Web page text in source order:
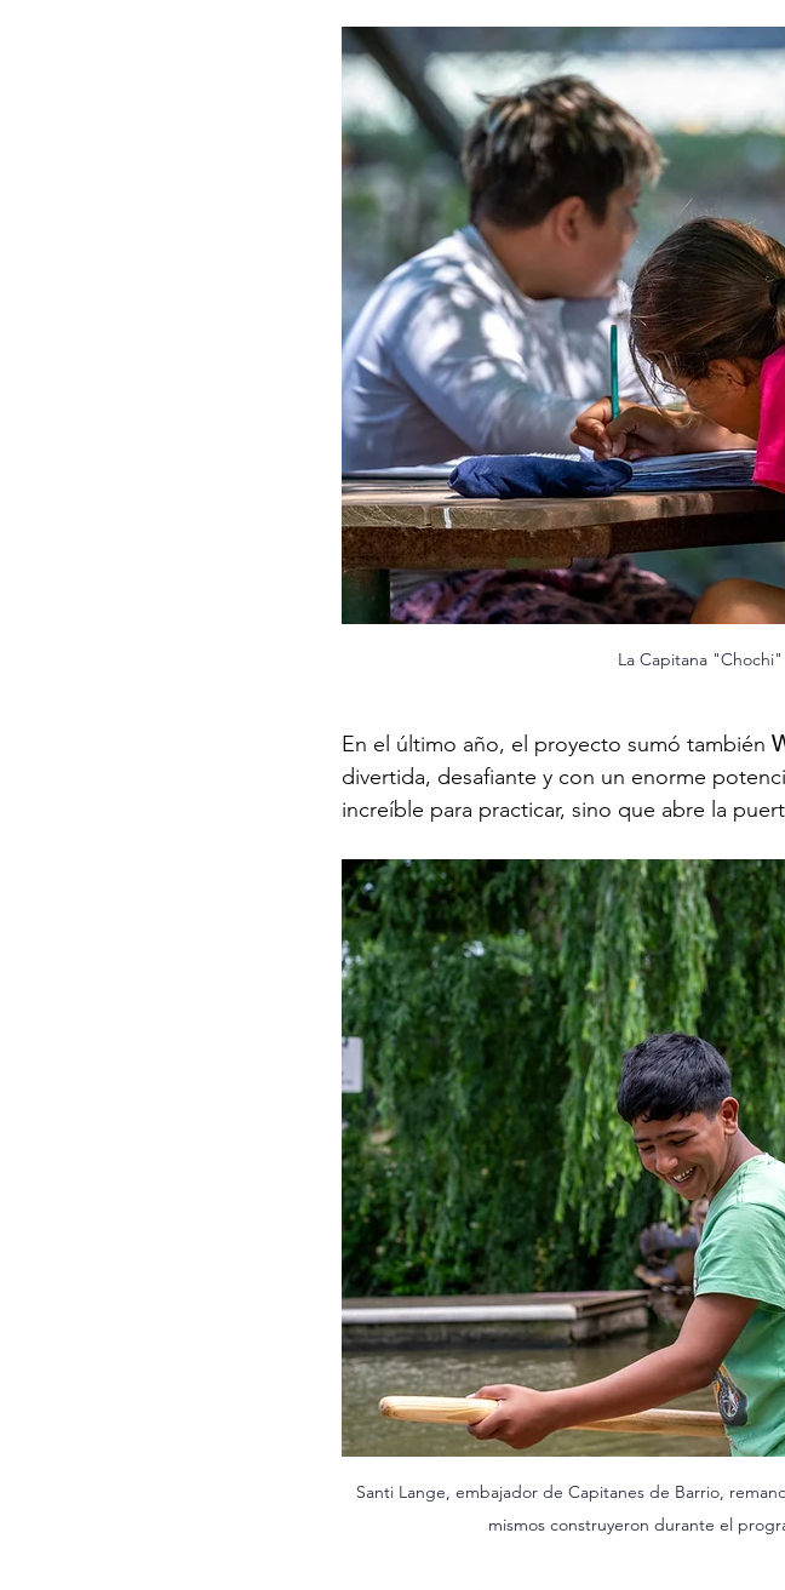
La Capitana
En el último año, el proyecto sumó también
divertida, desafiante y con un enorme
increíble para practicar, sino que abre la
Santi Lange, embajador de Capitanes de Barrio,
mismos construyeron durante el